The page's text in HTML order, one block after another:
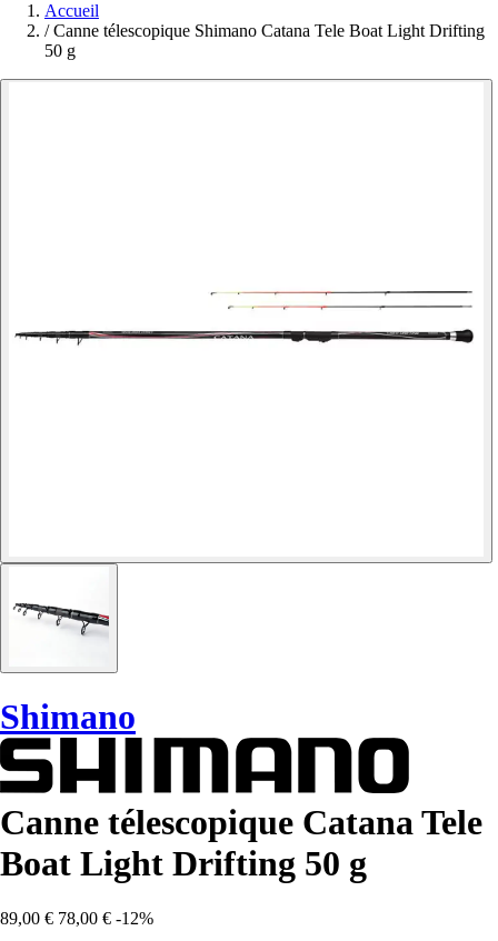
Accueil
/ Canne télescopique Shimano Catana Tele Boat Light Drifting
50 g
Shimano
Canne télescopique Catana Tele
Boat Light Drifting 50 g
89,00 € 78,00 € -12%